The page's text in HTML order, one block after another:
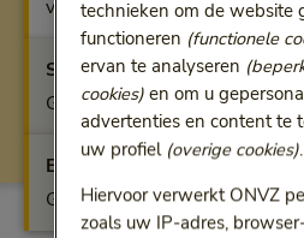
vergoeding
Start
Geen vergoeding
Extra
Geen vergoeding
technieken om de website
functioneren (functionele
ervan te analyseren
cookies)en om u
advertenties en content te
uw profiel (overige cookies).
Hiervoor verwerkt ONVZ
zoals uw IP-adres,